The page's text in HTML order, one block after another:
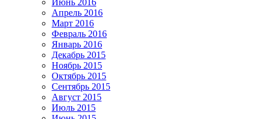
Июнь 2016
Апрель 2016
Март 2016
Февраль 2016
Январь 2016
Декабрь 2015
Ноябрь 2015
Октябрь 2015
Сентябрь 2015
Август 2015
Июль 2015